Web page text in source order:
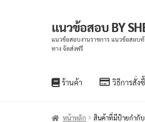
Skip
to
navigation
Skip
to
content
แนวข้อสอบ BY
แนวข้อสอบงานราชการ แนวข้อสอบท้
ทาง จัดส่งฟรี
ร้านค้า วิธีการสั่ง
หน้าหลัก สินค้าที่มีป้ายกำกับ